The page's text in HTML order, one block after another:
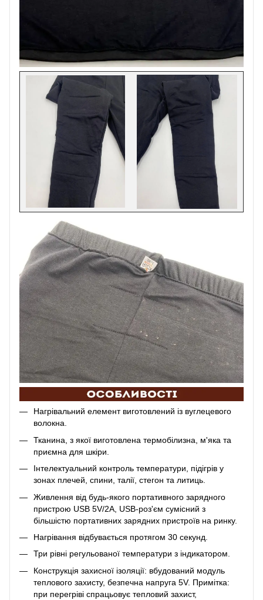
Нагрівальний елемент виготовлений із вуглецевого
волокна.
Тканина, з якої виготовлена термобілизна, м'яка та
приємна для шкіри.
Інтелектуальний контроль температури, підігрів у
зонах плечей, спини, талії, стегон та литиць.
Живлення від будь-якого портативного зарядного
пристрою USB 5V/2А, USB-роз'єм сумісний з
більшістю портативних зарядних пристроїв на ринку.
Нагрівання відбувається протягом 30 секунд.
Три рівні регульованої температури з індикатором.
Конструкція захисної ізоляції: вбудований модуль
теплового захисту, безпечна напруга 5V. Примітка:
при перегріві спрацьовує тепловий захист,